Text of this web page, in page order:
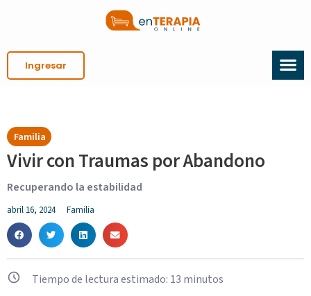
Ingresar
Familia
Vivir con Traumas por Abandono
Recuperando la estabilidad
abril 16, 2024 Familia
Tiempo de lectura estimado: 13 minutos